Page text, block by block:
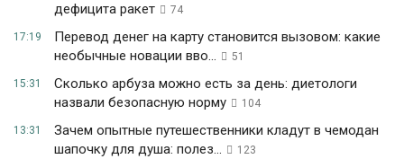
дефицита ракет
74
17:19
Перевод денег на карту становится вызовом: какие
необычные новации вво...
51
15:31
Сколько арбуза можно есть за день: диетологи
назвали безопасную норму
104
13:31
Зачем опытные путешественники кладут в чемодан
шапочку для душа: полез...
123